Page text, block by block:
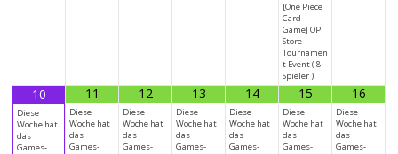
[One Piece
Card
Game] OP
Store
Tournamen
t Event ( 8
Spieler )
10
Diese
Woche hat
das
Games-
11
Diese
Woche hat
das
Games-
12
Diese
Woche hat
das
Games-
13
Diese
Woche hat
das
Games-
14
Diese
Woche hat
das
Games-
15
Diese
Woche hat
das
Games-
16
Diese
Woche hat
das
Games-